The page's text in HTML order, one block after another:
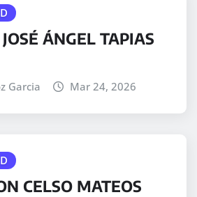
ÁNGEL TAPIAS
Garcia Mar 24, 2026
CELSO MATEOS